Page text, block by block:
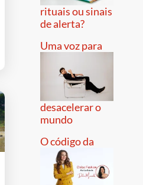
rituais ou sinais
de alerta?
Uma voz para
desacelerar o
mundo
O código da